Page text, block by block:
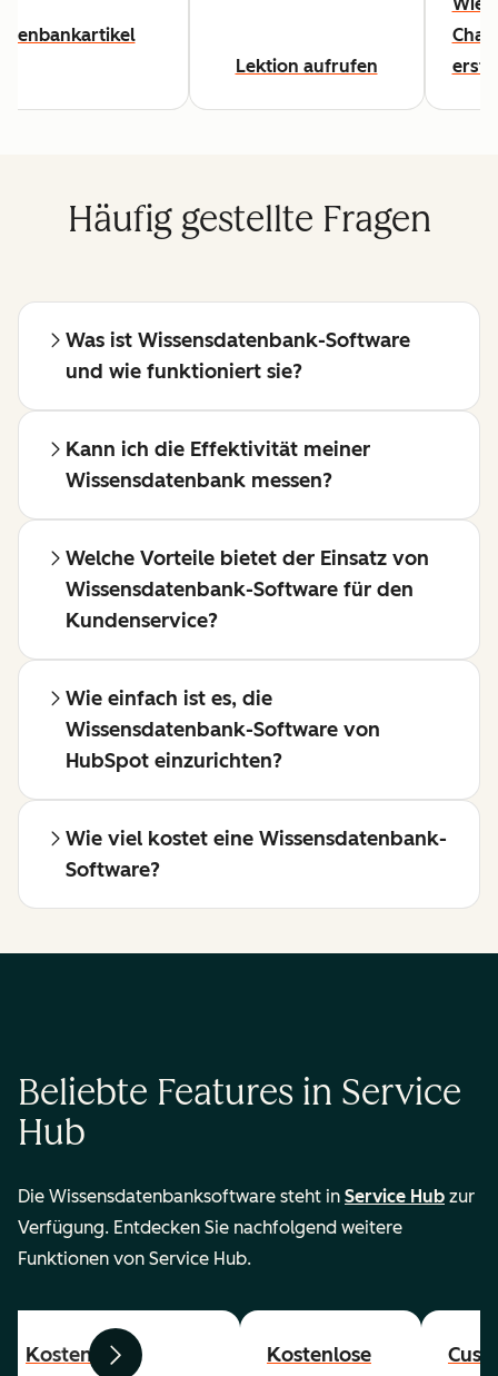
Lektion aufrufen
Häufig gestellte Fragen
Was ist Wissensdatenbank-Software
und wie funktioniert sie?
Kann ich die Effektivität meiner
Wissensdatenbank messen?
Welche Vorteile bietet der Einsatz von
Wissensdatenbank-Software für den
Kundenservice?
Wie einfach ist es, die
Wissensdatenbank-Software von
HubSpot einzurichten?
Wie viel kostet eine Wissensdatenbank-
Software?
Beliebte Features in Service
Hub
Die Wissensdatenbanksoftware steht in Service Hub zur
Verfügung. Entdecken Sie nachfolgend weitere
Funktionen von Service Hub.
ZurückWeiter
Kostenlose
Kostenlose